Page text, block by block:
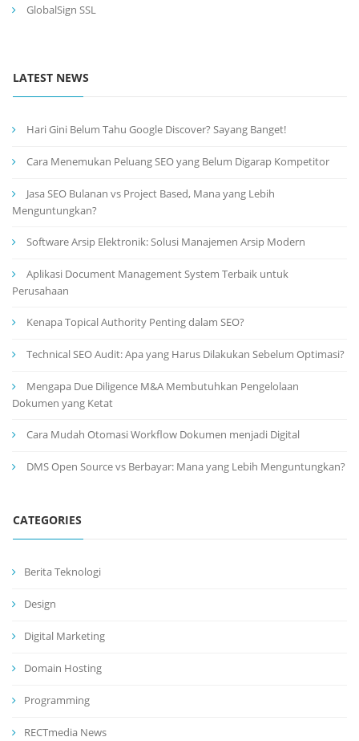
GlobalSign SSL
LATEST NEWS
Hari Gini Belum Tahu Google Discover? Sayang Banget!
Cara Menemukan Peluang SEO yang Belum Digarap Kompetitor
Jasa SEO Bulanan vs Project Based, Mana yang Lebih
Menguntungkan?
Software Arsip Elektronik: Solusi Manajemen Arsip Modern
Aplikasi Document Management System Terbaik untuk
Perusahaan
Kenapa Topical Authority Penting dalam SEO?
Technical SEO Audit: Apa yang Harus Dilakukan Sebelum Optimasi?
Mengapa Due Diligence M&A Membutuhkan Pengelolaan
Dokumen yang Ketat
Cara Mudah Otomasi Workflow Dokumen menjadi Digital
DMS Open Source vs Berbayar: Mana yang Lebih Menguntungkan?
CATEGORIES
Berita Teknologi
Design
Digital Marketing
Domain Hosting
Programming
RECTmedia News